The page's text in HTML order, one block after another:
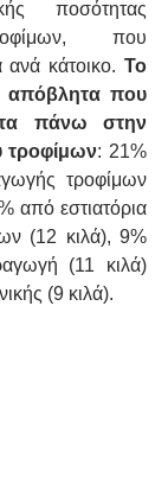
ποσότητας
που
ανά κάτοικο. Το
απόβλητα που
πάνω στην
τροφίμων: 21%
τροφίμων
από εστιατόρια
(12 κιλά), 9%
(11 κιλά)
(9 κιλά).